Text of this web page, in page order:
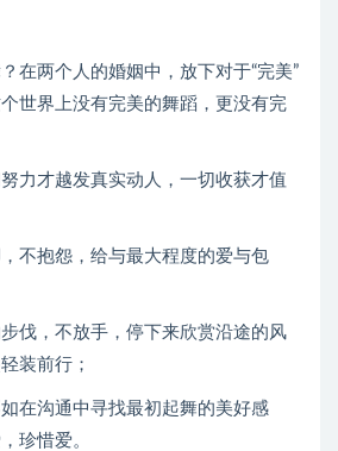
在两个人的婚姻中，放下对于“完美”
世界上没有完美的舞蹈，更没有完
力才越发真实动人，一切收获才值
不抱怨，给与最大程度的爱与包
伐，不放手，停下来欣赏沿途的风
装前行；
在沟通中寻找最初起舞的美好感
珍惜爱。